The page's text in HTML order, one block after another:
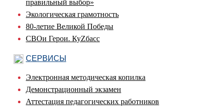
правильный выбор»
Экологическая грамотность
80-летие Великой Победы
СВОи Герои. КуZбасс
СЕРВИСЫ
Электронная методическая копилка
Демонстрационный экзамен
Аттестация педагогических работников